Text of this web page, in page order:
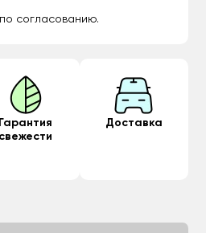
согласованию.
Гарантия
свежести
Доставка